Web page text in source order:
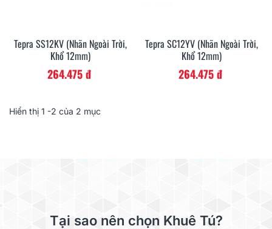
Tepra SS12KV (Nhãn Ngoài Trời,
Khổ 12mm)
264.475 đ
Tepra SC12YV (Nhãn Ngoài Trời,
Khổ 12mm)
264.475 đ
Hiển thị 1 -2 của 2 mục
Tại sao nên chọn Khuê Tú?